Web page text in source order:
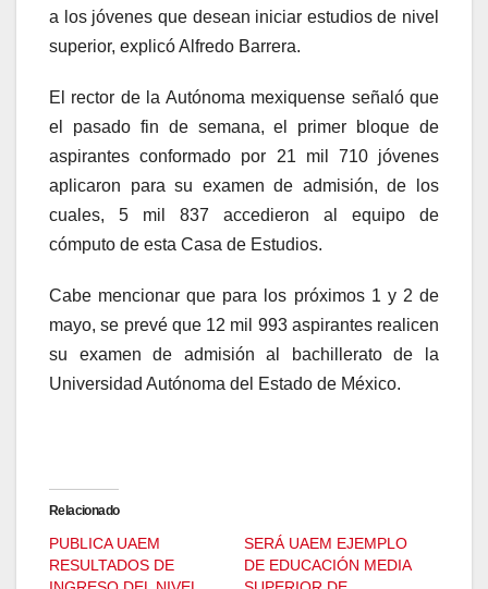
a los jóvenes que desean iniciar estudios de nivel
superior, explicó Alfredo Barrera.
El rector de la Autónoma mexiquense señaló que
el pasado fin de semana, el primer bloque de
aspirantes conformado por 21 mil 710 jóvenes
aplicaron para su examen de admisión, de los
cuales, 5 mil 837 accedieron al equipo de
cómputo de esta Casa de Estudios.
Cabe mencionar que para los próximos 1 y 2 de
mayo, se prevé que 12 mil 993 aspirantes realicen
su examen de admisión al bachillerato de la
Universidad Autónoma del Estado de México.
Relacionado
PUBLICA UAEM
RESULTADOS DE
SERÁ UAEM EJEMPLO
DE EDUCACIÓN MEDIA